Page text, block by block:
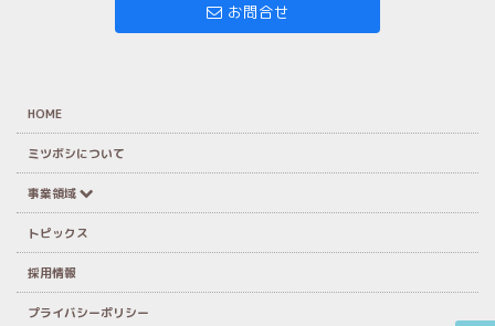
お問合せ
HOME
ミツボシについて
事業領域
トピックス
採用情報
プライバシーポリシー